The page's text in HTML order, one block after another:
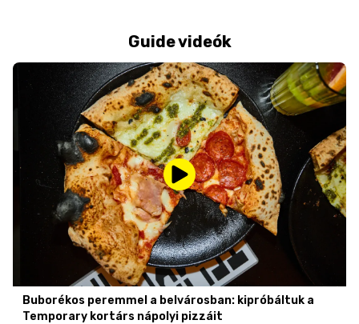
Guide videók
Buborékos peremmel a belvárosban: kipróbáltuk a
Temporary kortárs nápolyi pizzáit